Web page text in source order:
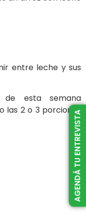
entre leche y sus
de esta semana
las 2 o 3 porciones
AGENDÁ TU ENTREVISTA